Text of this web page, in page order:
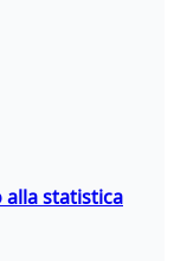
alla statistica